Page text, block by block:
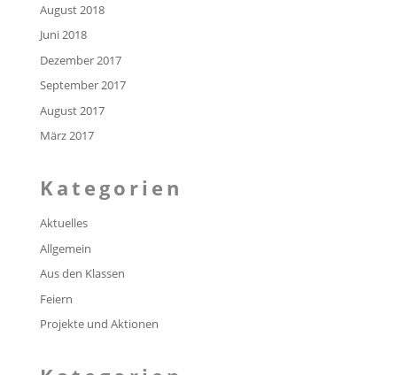
August 2018
Juni 2018
Dezember 2017
September 2017
August 2017
März 2017
Kategorien
Aktuelles
Allgemein
Aus den Klassen
Feiern
Projekte und Aktionen